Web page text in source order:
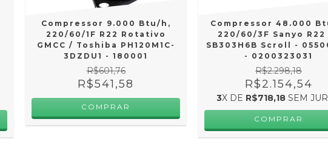
Compressor 9.000 Btu/h,
220/60/1F R22 Rotativo
GMCC / Toshiba PH120M1C-
3DZDU1 - 180001
R$601,76
R$541,58
Compressor 48.000
220/60/3F Sanyo R22
SB303H6B Scroll -
- 0200323031
R$2.298,18
R$2.154,54
3X DE R$718,18 SEM